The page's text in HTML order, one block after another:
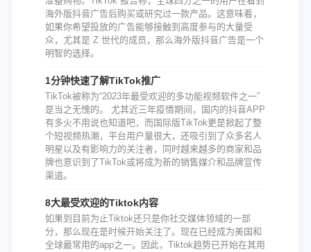
海外版抖音广告后购买或研究过一款产品。这意味着，
如果你希望投放的广告能够接触到高度参与的大量受
众，尤其是 Z 世代的成员，那么海外版抖音广告是一个
明智的选择。
1分钟快速了解TikTok推广
TikTok被称为“2023年最受欢迎的多功能视频软件之一”
是当之无愧的。 尤其近三年疫情期间，国内的抖音APP
有多火不用说也知道吧，而国际版TikTok更是掀起了整
个短视频热潮，平台用户量很大，还吸引到了众多名人
明星以及有影响力的关注者，同时越来越多的商家和品
牌也意识到了TikTok或将成为新的销售媒介和品牌宣传
渠道。
8大最受欢迎的Tiktok内容
如果到目前为止Tiktok还只是你社交媒体领域的一部
分，那么现在是时候开始关注了。现在已经成为美国和
全球最常用的app之一。因此，Tiktok趋势已开始在其用